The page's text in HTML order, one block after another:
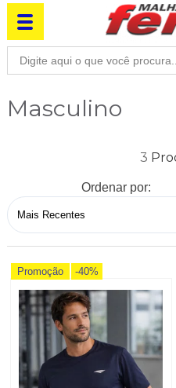
Masculino
3
Ordenar por:
Promoção -40%